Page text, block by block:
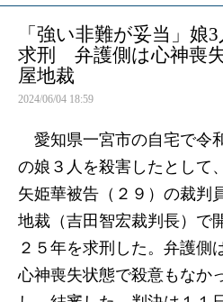
「強い非難が妥当」娘
求刑 弁護側は心神喪
屋地裁
2024/06/04 18:59
愛知県一宮市の自宅で令
の娘３人を殺害したとして
矢姫華被告（２９）の裁判
地裁（吉田智宏裁判長）で
２５年を求刑した。弁護側
心神喪失状態で殺意もなか